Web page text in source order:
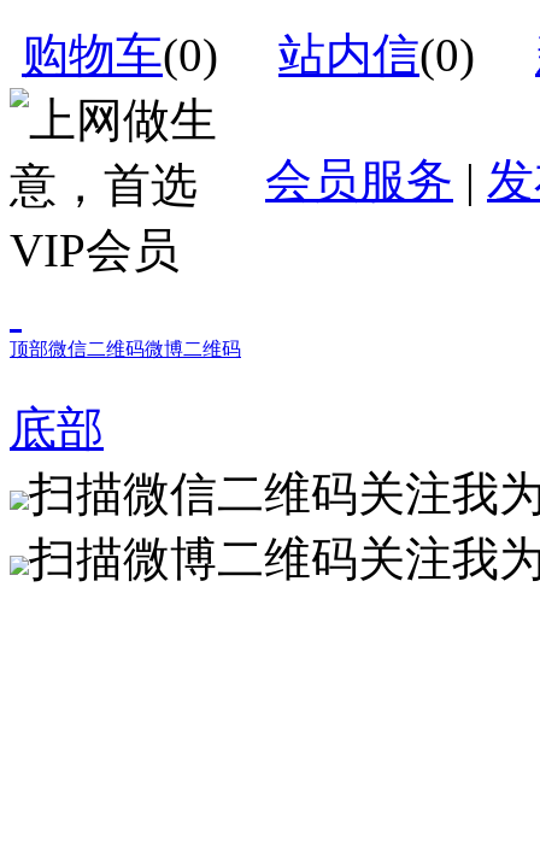
购物车(0) 站内信(0)
会员服务 |
顶部微信二维码微博二维码
底部
扫描微信二维码关注我
扫描微博二维码关注我